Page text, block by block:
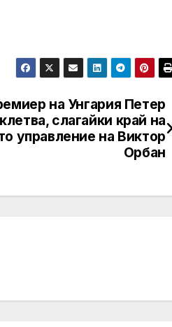
на Унгария Петер
слагайки край на
управление на Виктор
Орбан